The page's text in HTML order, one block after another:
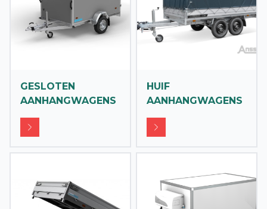
GESLOTEN
AANHANGWAGENS
HUIF
AANHANGWAGENS